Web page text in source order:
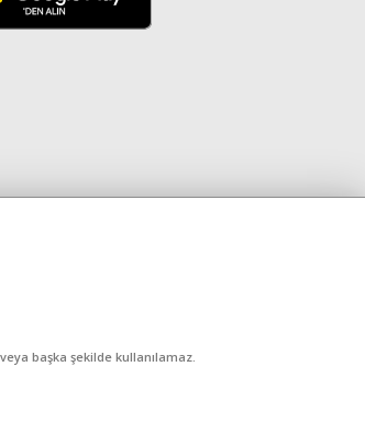
başka şekilde kullanılamaz.